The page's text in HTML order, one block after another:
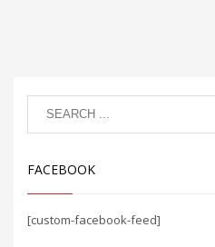
FACEBOOK
[custom-facebook-feed]